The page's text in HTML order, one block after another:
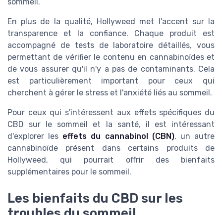
En plus de la qualité, Hollyweed met l'accent sur la
transparence et la confiance. Chaque produit est
accompagné de tests de laboratoire détaillés, vous
permettant de vérifier le contenu en cannabinoïdes et
de vous assurer qu'il n'y a pas de contaminants. Cela
est particulièrement important pour ceux qui
cherchent à gérer le stress et l'anxiété liés au sommeil.
Pour ceux qui s'intéressent aux effets spécifiques du
CBD sur le sommeil et la santé, il est intéressant
d'explorer les effets du cannabinol (CBN), un autre
cannabinoïde présent dans certains produits de
Hollyweed, qui pourrait offrir des bienfaits
supplémentaires pour le sommeil.
Les bienfaits du CBD sur les